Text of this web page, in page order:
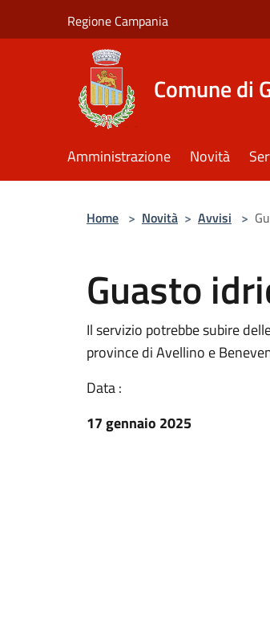
Regione Campania
Comune di
Amministrazione Novità
Home > Novità > Avvisi >
Guasto
Il servizio potrebbe subire
province di Avellino e
Data :
17 gennaio 2025